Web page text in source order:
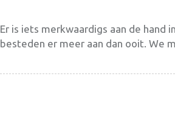
Er is iets merkwaardigs aan de hand
besteden er meer aan dan ooit. We